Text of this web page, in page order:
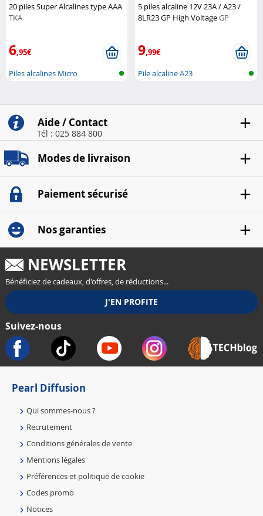
20 piles Super Alcalines type AAA
TKA
6,95€
Piles alcalines Micro
5 piles alcaline 12V 23A / A23 /
8LR23 GP High VoltageGP
9,99€
Pile alcaline A23
Aide / Contact
Tél : 025 884 800
Modes de livraison
Paiement sécurisé
Nos garanties
NEWSLETTER
Bénéficiez de cadeaux, d'offres, de réductions...
Suivez-nous
Pearl Diffusion
Qui sommes-nous ?
Recrutement
Conditions générales de vente
Mentions légales
Préférences et politique de cookie
Codes promo
Notices